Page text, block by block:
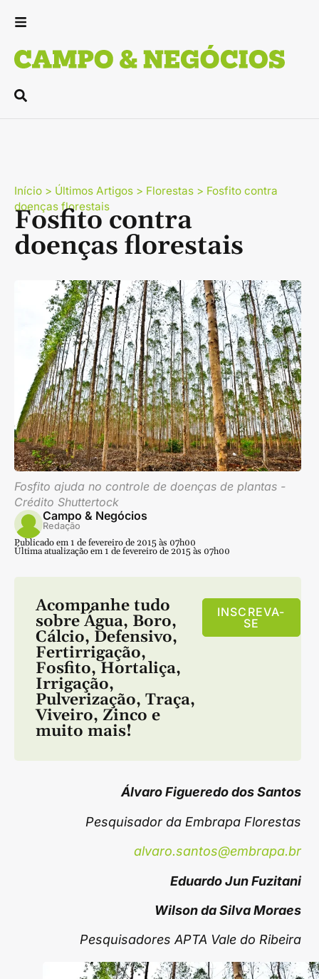
Início > Últimos Artigos > Florestas > Fosfito contra
doenças florestais
Fosfito contra
doenças florestais
Fosfito ajuda no controle de doenças de plantas -
Crédito Shuttertock
Campo & Negócios
Redação
Publicado em 1 de fevereiro de 2015 às 07h00
Última atualização em 1 de fevereiro de 2015 às 07h00
Acompanhe tudo
sobre Água, Boro,
Cálcio, Defensivo,
Fertirrigação,
Fosfito,Hortaliça,
Irrigação,
Pulverização, Traça,
Viveiro, Zinco e
muito mais!
INSCREVA-
SE
Álvaro Figueredo dos Santos
Pesquisador da Embrapa Florestas
alvaro.santos@embrapa.br
Eduardo Jun Fuzitani
Wilson da Silva Moraes
Pesquisadores APTA Vale do Ribeira